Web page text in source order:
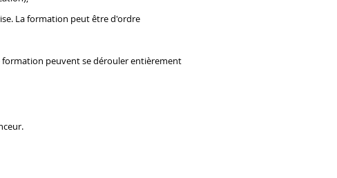
La formation peut être d'ordre
peuvent se dérouler entièrement